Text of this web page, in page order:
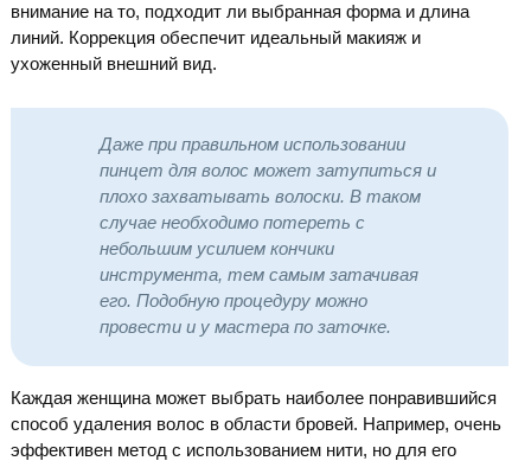
внимание на то, подходит ли выбранная форма и длина
линий. Коррекция обеспечит идеальный макияж и
ухоженный внешний вид.
Даже при правильном использовании
пинцет для волос может затупиться и
плохо захватывать волоски. В таком
случае необходимо потереть с
небольшим усилием кончики
инструмента, тем самым затачивая
его. Подобную процедуру можно
провести и у мастера по заточке.
Каждая женщина может выбрать наиболее понравившийся
способ удаления волос в области бровей. Например, очень
эффективен метод с использованием нити, но для его